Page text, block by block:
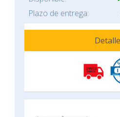
Plazo de entrega: